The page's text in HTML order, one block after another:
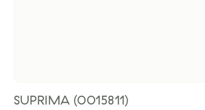
SUPRIMA (0015811)